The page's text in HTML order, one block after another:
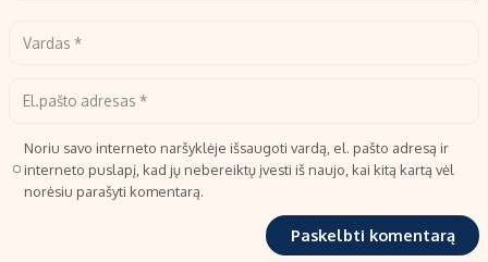
Noriu savo interneto naršyklėje išsaugoti vardą, el. pašto adresą ir
interneto puslapį, kad jų nebereiktų įvesti iš naujo, kai kitą kartą vėl
norėsiu parašyti komentarą.